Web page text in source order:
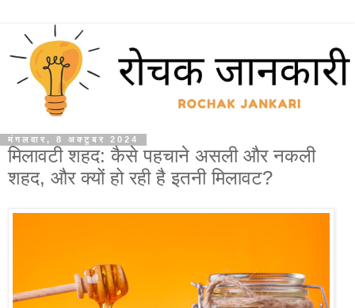
मंगलवार, 8 अक्टूबर 2024
मिलावटी शहद: कैसे पहचाने असली और नकली
शहद, और क्यों हो रही है इतनी मिलावट?